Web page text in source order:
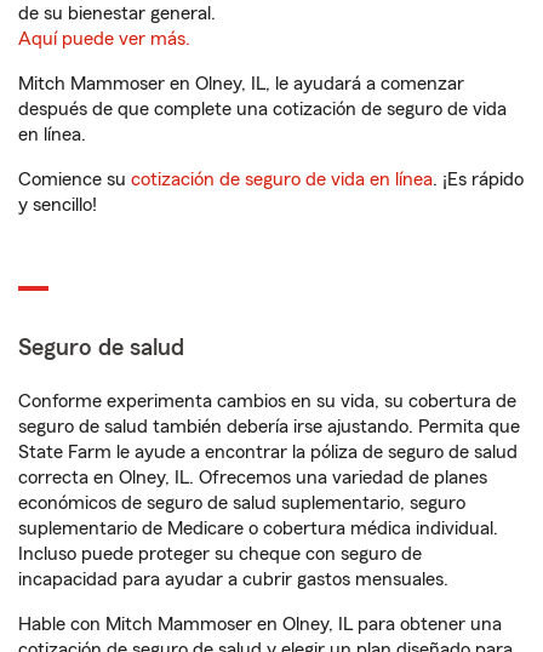
de su bienestar general.
Aquí puede ver más.
Mitch Mammoser en Olney, IL, le ayudará a comenzar
después de que complete una cotización de seguro de vida
en línea.
Comience su cotización de seguro de vida en línea. ¡Es rápido
y sencillo!
Seguro de salud
Conforme experimenta cambios en su vida, su cobertura de
seguro de salud también debería irse ajustando. Permita que
State Farm le ayude a encontrar la póliza de seguro de salud
correcta en Olney, IL. Ofrecemos una variedad de planes
económicos de seguro de salud suplementario, seguro
suplementario de Medicare o cobertura médica individual.
Incluso puede proteger su cheque con seguro de
incapacidad para ayudar a cubrir gastos mensuales.
Hable con Mitch Mammoser en Olney, IL para obtener una